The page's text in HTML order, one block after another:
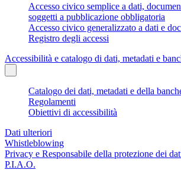
Accesso civico semplice a dati,
soggetti a pubblicazione obbligatoria
Accesso civico generalizzato a dati e
Registro degli accessi
Accessibilità e catalogo di dati, metadati e
Catalogo dei dati, metadati e della
Regolamenti
Obiettivi di accessibilità
Dati ulteriori
Whistleblowing
Privacy e Responsabile della protezione dei
P.I.A.O.